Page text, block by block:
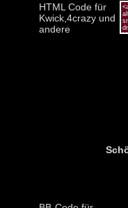
HTML Code für
Kwick,4crazy und
andere